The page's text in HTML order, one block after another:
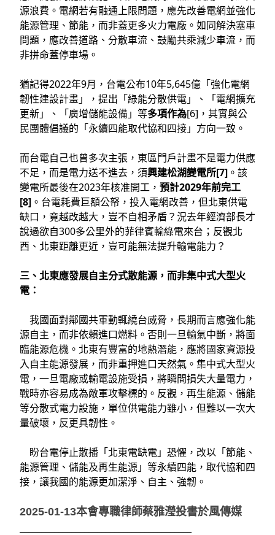
源浪費。電網若有融通上限問題，應先改善電網並強化
能源管理、節能，而非蓋更多火力電廠。如同解決塞車
問題，應改善道路、分散車流、鼓勵共乘減少車流，而
非拼命蓋停車場。
猶記得2022年9月，台電公布10年5,645億「強化電網
韌性建設計畫」，提出「綠能分散供電」、「電網擴充
更新」、「廣增儲能設備」等多項作為[6]，其實與公
民團體倡議的「永續四能取代協和四接」方向一致。
而台電自己也曾多次主張，東區門戶計畫不是電力供應
不足，而是電力送不進去，須興建松湖變電所[7] 。該
變電所最後在2023年核准開工， 預計2029年前完工
[8] 。台電耗費巨額公帑，投入電網改善，但北東供電
缺口，竟越改越大，豈不自相矛盾？況去年經濟部長才
說過欲自300多公里外的菲律賓輸綠電來台；反觀北
西、北東距離更近，豈可能無法提升輸電能力？
三、北東應發展自主分式散能源，而非集中式大型火
電：
我國面對鄰國共軍動輒繞台威脅，長期而言應強化能
源自主，而非依賴進口燃料。否則一旦輸氣中斷，將面
臨能源危機。北東有豐富的地熱潛能，應將國家資源投
入自主能源發展，而非重押進口天然氣。集中式大型火
電，一旦電廠或輸電設施受損，將瞬間損失大量電力，
戰時亦容易成為敵軍攻擊標的。反觀，再生能源、儲能
等分散式電力設施，單位供電能力雖小，但難以一次大
量破壞，反更具韌性。
盼台電停止散播「北東電缺電」恐懼，改以「節能、
能源管理、儲能及再生能源」等永續四能，取代協和四
接，讓我國的能源更加潔淨、自主、強韌。
2025-01-13本會專職律師蔡雅瀅投書於風傳媒